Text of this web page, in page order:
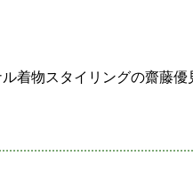
着物スタイリングの齋藤優